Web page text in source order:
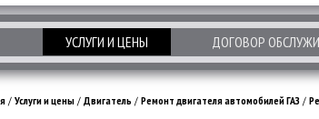
УСЛУГИ И ЦЕНЫ ДОГОВОР
/ Услуги и цены / Двигатель / Ремонт двигателя автомобилей ГАЗ /